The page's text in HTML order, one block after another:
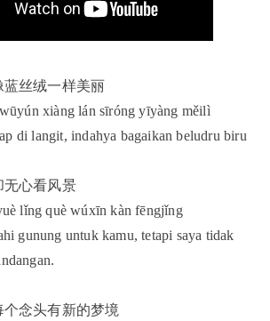
丝绒一样美丽
xiàng lán sīróng yīyàng měilì
di langit, indahya bagaikan beludru biru
无心看风景
lǐng què wúxīn kàn fēngjǐng
gunung untuk kamu, tetapi saya tidak
念头有新的梦境